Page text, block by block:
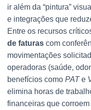
ir além da “pintura”
e integrações que
Entre os recursos
de faturas com
movimentações
operadoras (saúde,
benefícios como PATe
elimina horas de
financeiras que